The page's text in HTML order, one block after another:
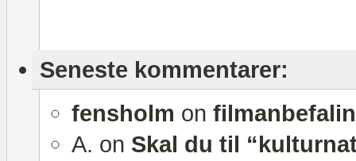
Seneste kommentarer:
fensholm on
A. on Skal du til